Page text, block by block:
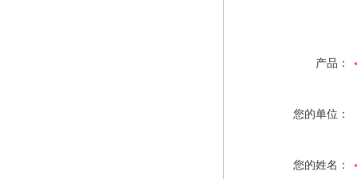
产品：
您的单位：
您的姓名：